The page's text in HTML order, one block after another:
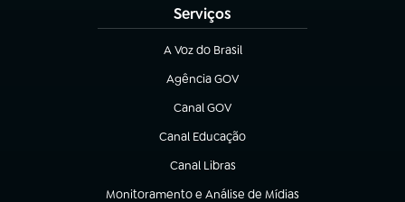
Serviços
A Voz do Brasil
(abre em nova aba)
Agência GOV
(abre em nova aba)
Canal GOV
(abre em nova aba)
Canal Educação
(abre em nova aba)
Canal Libras
(abre em nova aba)
Monitoramento e Análise de Mídias